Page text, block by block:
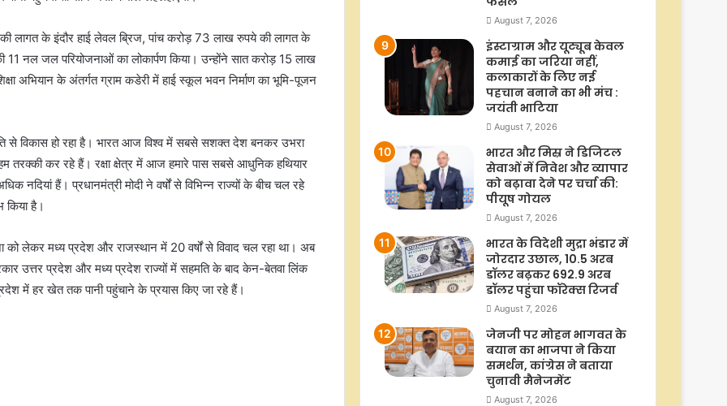
लागत के इंदौर हाई लेवल ब्रिज, पांच करोड़ 73 लाख रुपये की लागत के
नल जल परियोजनाओं का लोकार्पण किया। उन्होंने सात करोड़ 15 लाख
अभियान के अंतर्गत ग्राम कडेरी में हाई स्कूल भवन निर्माण का भूमि-पूजन
से विकास हो रहा है। भारत आज विश्व में सबसे सशक्त देश बनकर उभरा
तरक्की कर रहे हैं। रक्षा क्षेत्र में आज हमारे पास सबसे आधुनिक हथियार
हैं। प्रधानमंत्री मोदी ने वर्षों से विभिन्न राज्यों के बीच चल रहे
किया है।
को लेकर मध्य प्रदेश और राजस्थान में 20 वर्षों से विवाद चल रहा था। अब
उत्तर प्रदेश और मध्य प्रदेश राज्यों में सहमति के बाद केन-बेतवा लिंक
में हर खेत तक पानी पहुंचाने के प्रयास किए जा रहे हैं।
August 7, 2026
इंस्टाग्राम और यूट्यूब केवल
कमाई का जरिया नहीं,
कलाकारों के लिए नई
पहचान बनाने का भी मंच :
जयंती भाटिया
August 7, 2026
भारत और मिस्र ने डिजिटल
सेवाओं में निवेश और व्यापार
को बढ़ावा देने पर चर्चा की:
पीयूष गोयल
August 7, 2026
भारत के विदेशी मुद्रा भंडार में
जोरदार उछाल, 10.5 अरब
डॉलर बढ़कर 692.9 अरब
डॉलर पहुंचा फॉरेक्स रिजर्व
August 7, 2026
जेनजी पर मोहन भागवत के
बयान का भाजपा ने किया
समर्थन, कांग्रेस ने बताया
चुनावी मैनेजमेंट
August 7, 2026